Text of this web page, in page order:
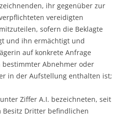
ihr gegenüber zur
vereidigten
sofern die Beklagte
und ihn ermächtigt und
auf konkrete Anfrage
Abnehmer oder
in der Aufstellung enthalten ist;
Ziffer A.I. bezeichneten, seit
Besitz Dritter befindlichen